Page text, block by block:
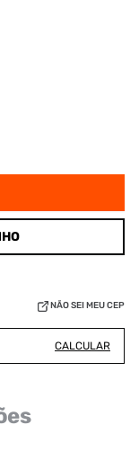
NÃO SEI MEU CEP
CALCULAR